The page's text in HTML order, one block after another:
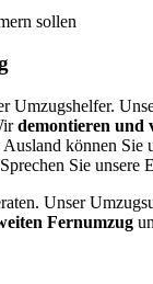
sollen
demontieren und
können Sie
Sie unsere
Unser
Fernumzug